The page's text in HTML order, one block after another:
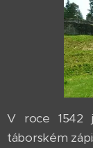
V roce 1542
táborském